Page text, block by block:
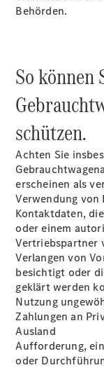
Behörden.
So können
schützen.
Achten Sie
erscheinen als
Verwendung von
Kontaktdaten,
oder einem
Vertriebspartner
Verlangen von
besichtigt oder
geklärt werden
Nutzung
Zahlungen an
Ausland
Aufforderung,
oder